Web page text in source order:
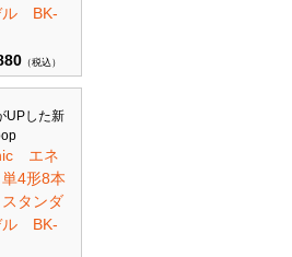
ル BK-
（税込）
UPした新
エネ
4形8本
タンダ
ル BK-